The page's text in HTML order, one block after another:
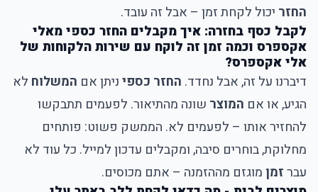
החזר יכול לקחת זמן – אבל זה עובד.
לקבל כסף בחזרה: איך מקבלים החזר כספי מאלי
אקספרס וכמה זמן זה לוקח עם שירות הלקוחות של
אלי אקספרס?
דיברנו על זה, אבל נחדד. החזר כספיניתן אם המשלוח לא
הגיע, או אם המוצר שונה מהתיאור. לפעמים תתבקשו
להחזיר אותו – לפעמים לא. הממשק פשוט: פותחים
מחלוקת, בוחרים סיבה, ומקבלים עדכון למייל. כל עוד לא
עברזמן מוגזם מההזמנה – אתם מכוסים.